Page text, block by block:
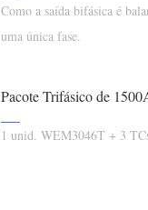
Como a saída bifásica é
uma única fase.
Pacote Trifásico de
1 unid. WEM3046T + 3